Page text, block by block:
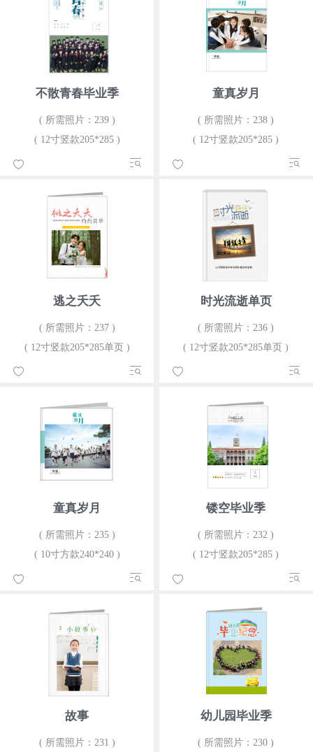
不散青春毕业季
( 所需照片：239 )
( 12寸竖款205*285 )
童真岁月
( 所需照片：238 )
( 12寸竖款205*285 )
逃之夭夭
( 所需照片：237 )
( 12寸竖款205*285单页 )
时光流逝单页
( 所需照片：236 )
( 12寸竖款205*285单页 )
童真岁月
( 所需照片：235 )
( 10寸方款240*240 )
镂空毕业季
( 所需照片：232 )
( 12寸竖款205*285 )
故事
( 所需照片：231 )
幼儿园毕业季
( 所需照片：230 )